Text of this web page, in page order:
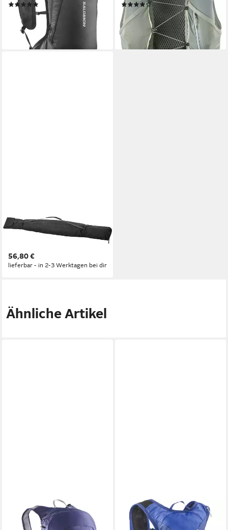
(1)
73,99 €
lieferbar - in 1-2 Werktagen bei dir
(1)
ab 80,99 € UVP100,00 €
-19%
lieferbar - in 1-2 Werktagen bei dir
SALOMON
Skirucksack ORIGINAL 1 PAIR
56,80 €
lieferbar - in 2-3 Werktagen bei dir
Ähnliche Artikel
SALOMON
Sportrucksack TRAILBLAZER
SALOMON
Sportrucksack CROSS 4